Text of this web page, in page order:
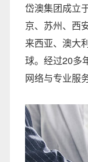
岱澳集团成立
京、苏州、西
来西亚、澳大
球。经过20多
网络与专业服